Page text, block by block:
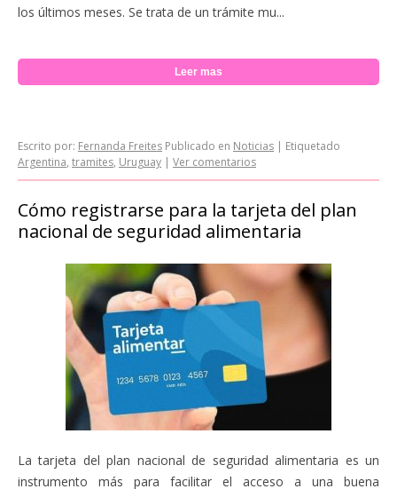
los últimos meses. Se trata de un trámite mu...
Leer mas
Escrito por: Fernanda Freites Publicado en Noticias | Etiquetado
Argentina, tramites, Uruguay | Ver comentarios
Cómo registrarse para la tarjeta del plan
nacional de seguridad alimentaria
La tarjeta del plan nacional de seguridad alimentaria es un
instrumento más para facilitar el acceso a una buena